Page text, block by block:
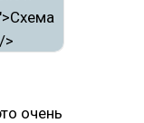
очень